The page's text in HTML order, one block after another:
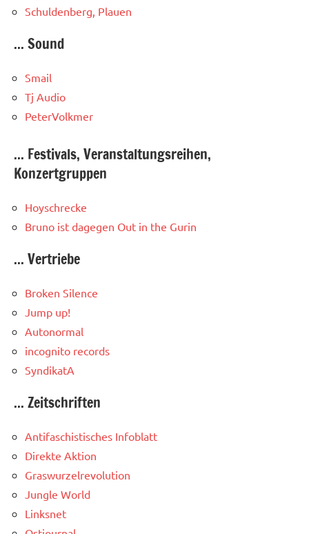
Schuldenberg, Plauen
... Sound
Smail
Tj Audio
PeterVolkmer
... Festivals, Veranstaltungsreihen,
Konzertgruppen
Hoyschrecke
Bruno ist dagegen Out in the Gurin
... Vertriebe
Broken Silence
Jump up!
Autonormal
incognito records
SyndikatA
... Zeitschriften
Antifaschistisches Infoblatt
Direkte Aktion
Graswurzelrevolution
Jungle World
Linksnet